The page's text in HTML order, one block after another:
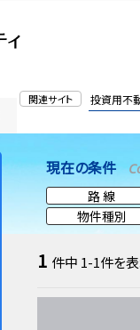
関連サイト
投資用不
現在の条件
路 線
物件種別
1 件中 1-1件を